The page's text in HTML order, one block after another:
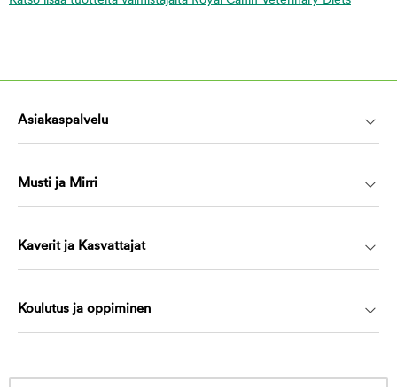
Asiakaspalvelu
Musti ja Mirri
Kaverit ja Kasvattajat
Koulutus ja oppiminen